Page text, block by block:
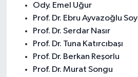
Ody. Emel Uğur
Prof. Dr. Ebru Ayvazoğlu Soy
Prof. Dr. Serdar Nasır
Prof. Dr. Tuna Katırcıbaşı
Prof. Dr. Berkan Reşorlu
Prof. Dr. Murat Songu